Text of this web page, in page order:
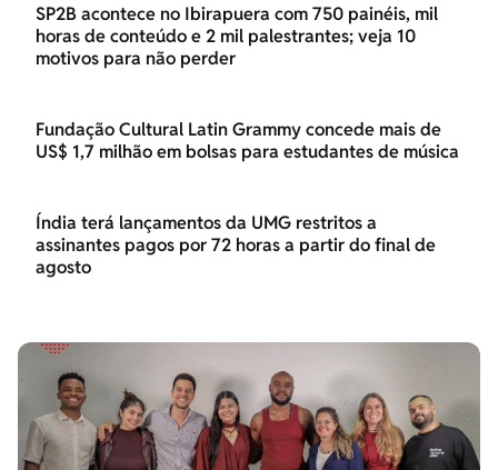
SP2B acontece no Ibirapuera com 750 painéis, mil
horas de conteúdo e 2 mil palestrantes; veja 10
motivos para não perder
Fundação Cultural Latin Grammy concede mais de
US$ 1,7 milhão em bolsas para estudantes de música
Índia terá lançamentos da UMG restritos a
assinantes pagos por 72 horas a partir do final de
agosto